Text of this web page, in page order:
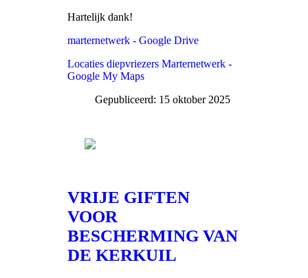
Hartelijk dank!
marternetwerk - Google Drive
Locaties diepvriezers Marternetwerk -
Google My Maps
Gepubliceerd: 15 oktober 2025
VRIJE GIFTEN
VOOR
BESCHERMING VAN
DE KERKUIL